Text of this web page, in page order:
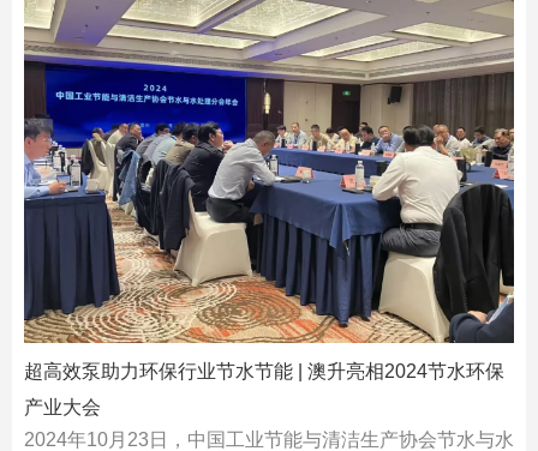
超高效泵助力环保行业节水节能 | 澳升亮相2024节水环保
产业大会
2024年10月23日，中国工业节能与清洁生产协会节水与水